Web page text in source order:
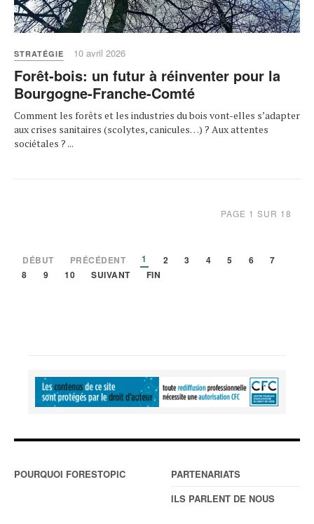
STRATÉGIE 10 avril 2026
Forêt-bois: un futur à réinventer pour la
Bourgogne-Franche-Comté
Comment les forêts et les industries du bois vont-elles s’adapter
aux crises sanitaires (scolytes, canicules…) ? Aux attentes
sociétales ? ...
PAGE 1 SUR 18
DÉBUT PRÉCÉDENT 1 2 3 4 5 6
7
8
9 10 SUIVANT FIN
POURQUOI FORESTOPIC
PARTENARIATS
ILS PARLENT DE NOUS